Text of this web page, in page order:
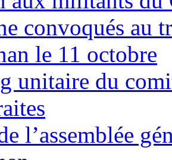
convoqués au
le 11 octobre
unitaire du
l’assemblée